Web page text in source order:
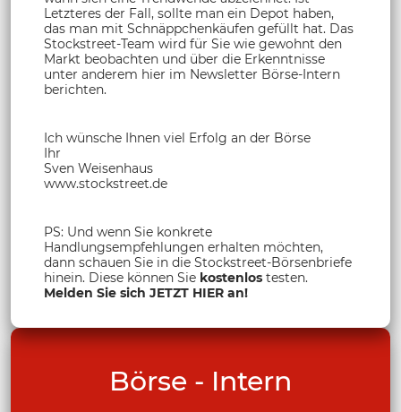
Letzteres der Fall, sollte man ein Depot haben,
das man mit Schnäppchenkäufen gefüllt hat. Das
Stockstreet-Team wird für Sie wie gewohnt den
Markt beobachten und über die Erkenntnisse
unter anderem hier im Newsletter Börse-Intern
berichten.
Ich wünsche Ihnen viel Erfolg an der Börse
Ihr
Sven Weisenhaus
www.stockstreet.de
PS: Und wenn Sie konkrete
Handlungsempfehlungen erhalten möchten,
dann schauen Sie in die Stockstreet-Börsenbriefe
hinein. Diese können Sie kostenlos testen.
Melden Sie sich JETZT HIER an!
Börse - Intern